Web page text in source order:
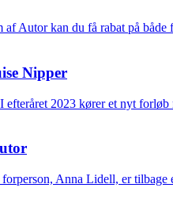
Autor kan du få rabat på
Nipper
2023 kører et nyt
Anna Lidell, er